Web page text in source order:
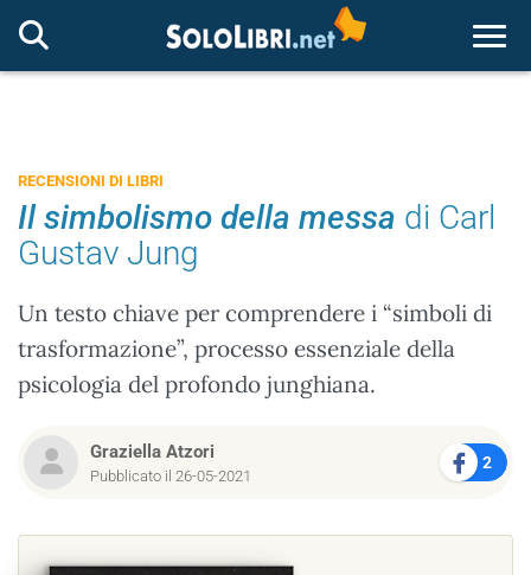
RECENSIONI DI LIBRI
Il simbolismo della messa di Carl
Gustav Jung
Un testo chiave per comprendere i “simboli di
trasformazione”, processo essenziale della
psicologia del profondo junghiana.
Graziella Atzori
Pubblicato il 26-05-2021
2